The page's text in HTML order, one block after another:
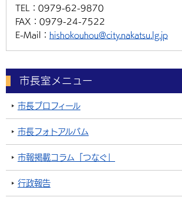
TEL： 0979-62-9870
FAX： 0979-24-7522
E-Mail： hishokouhou@city.nakatsu.lg.jp
市長室メニュー
市長プロフィール
市長フォトアルバム
市報掲載コラム「つなぐ」
行政報告